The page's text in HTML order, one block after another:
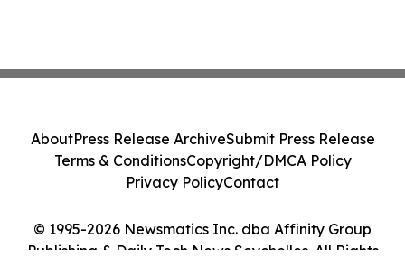
© 1995-2026 Newsmatics Inc. dba Affinity Group
Publishing & Daily Tech News Seychelles. All Rights
AboutPress Release ArchiveSubmit Press Release
Terms & ConditionsCopyright/DMCA Policy
Privacy PolicyContact